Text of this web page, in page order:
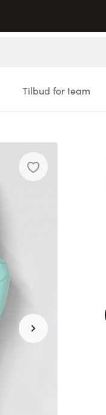
Tilbud for team